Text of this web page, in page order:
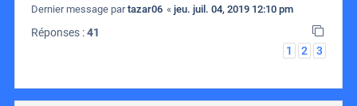
Dernier message partazar06 « jeu. juil. 04, 2019 12:10 pm
Réponses :41
1
2 3